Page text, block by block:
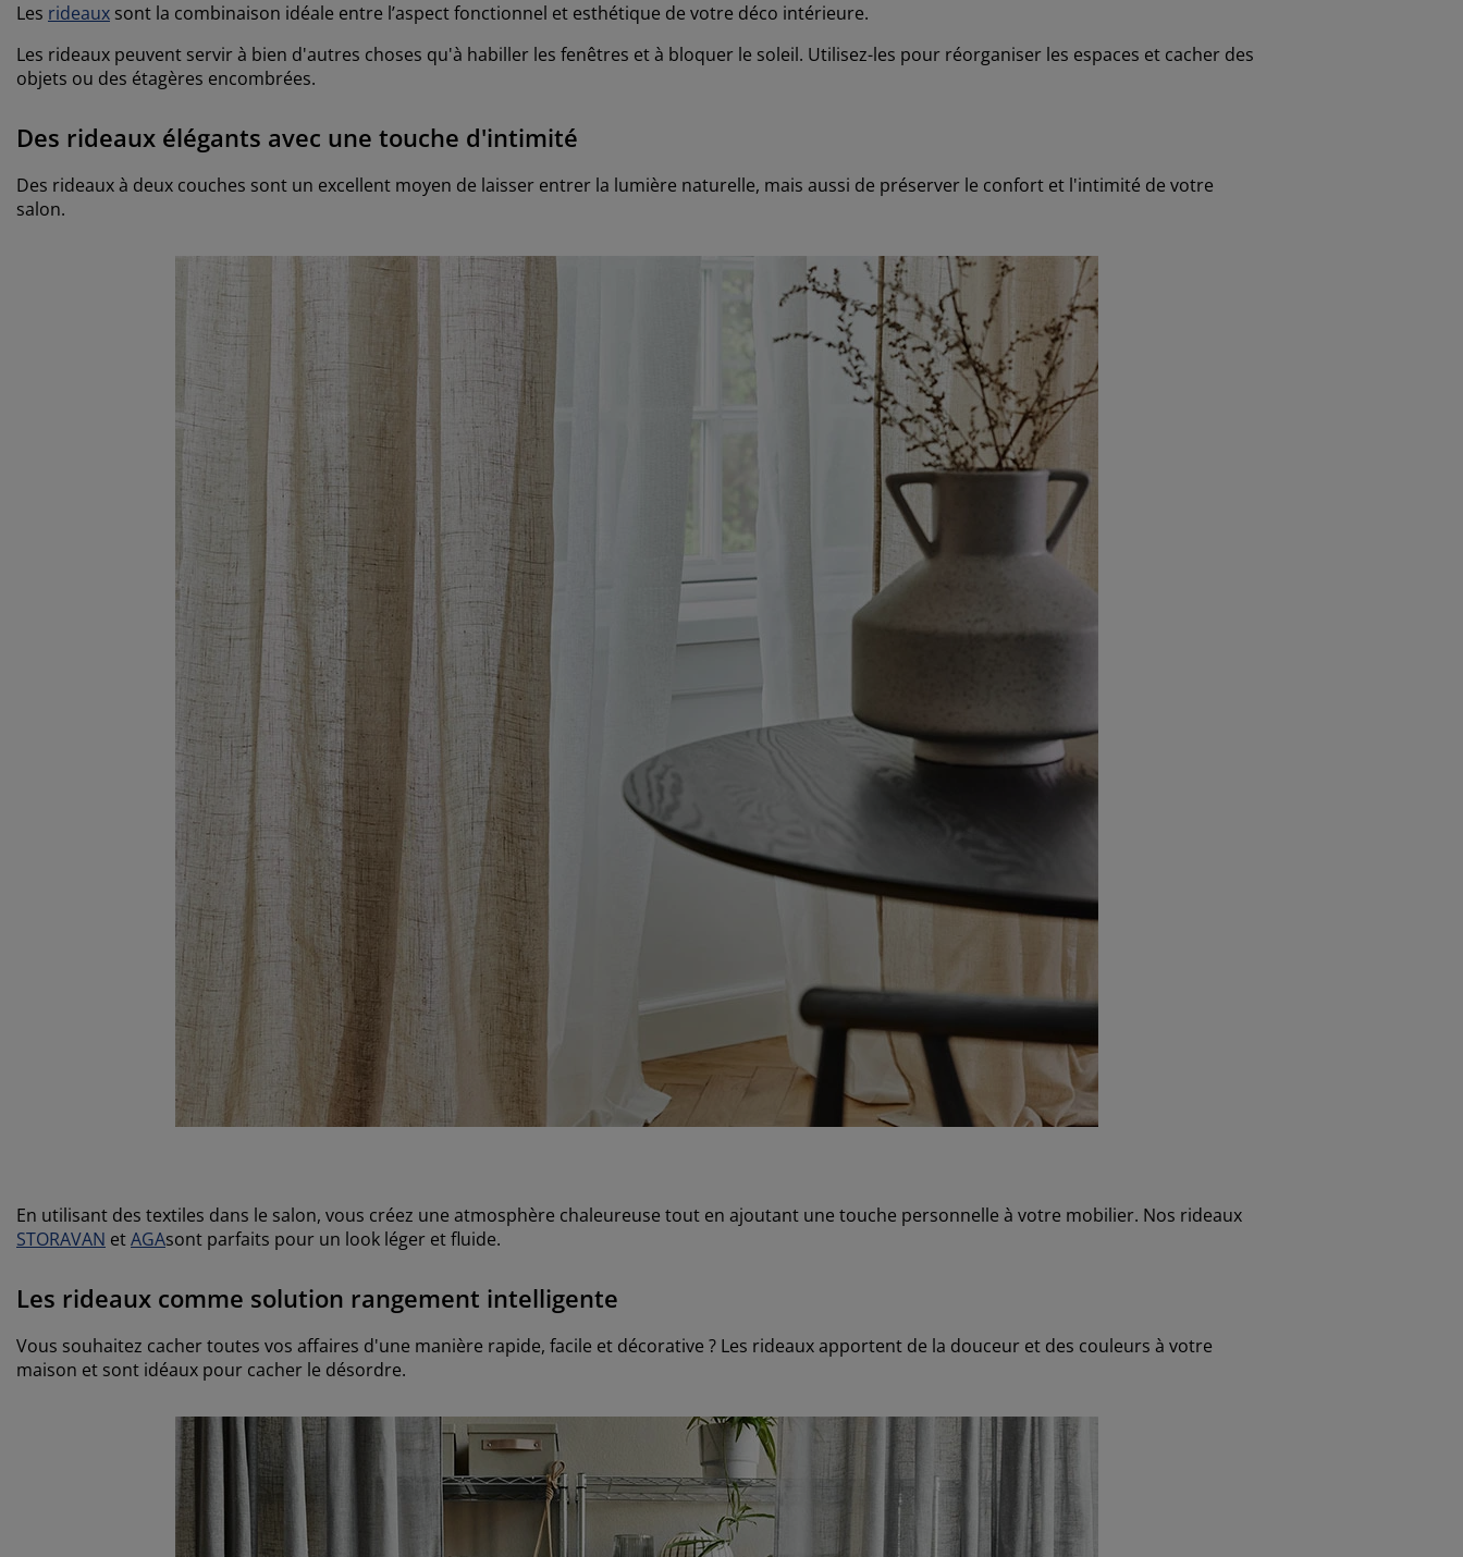
Les rideaux sont la combinaison idéale entre l’aspect fonctionnel et esthétique de votre déco intérieure.
Les rideaux peuvent servir à bien d'autres choses qu'à habiller les fenêtres et à bloquer le soleil. Utilisez-les pour réorganiser les espaces et cacher des
objets ou des étagères encombrées.
Des rideaux élégants avec une touche d'intimité
Des rideaux à deux couches sont un excellent moyen de laisser entrer la lumière naturelle, mais aussi de préserver le confort et l'intimité de votre
salon.
En utilisant des textiles dans le salon, vous créez une atmosphère chaleureuse tout en ajoutant une touche personnelle à votre mobilier. Nos rideaux
STORAVAN etAGAsont parfaits pour un look léger et fluide.
Les rideaux comme solution rangement intelligente
Vous souhaitez cacher toutes vos affaires d'une manière rapide, facile et décorative ? Les rideaux apportent de la douceur et des couleurs à votre
maison et sont idéaux pour cacher le désordre.